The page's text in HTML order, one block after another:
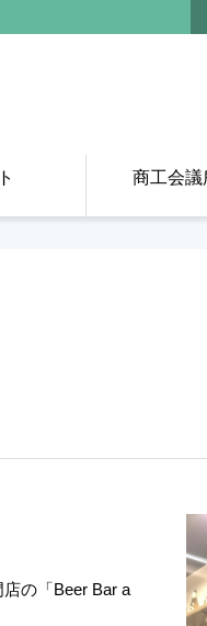
商工会議
の「Beer Bar a